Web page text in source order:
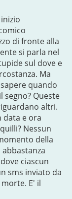
di fronte alla
si parla nel
sul dove e
Ma
quando
segno? Queste
altri.
data e ora
Nessun
della
ciascun
sms inviato da
E' il